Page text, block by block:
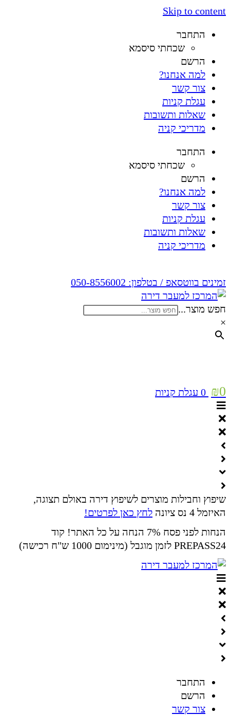
Skip to content
התחבר
שכחתי סיסמא
הרשם
למה אנחנו?
צור קשר
עגלת קניות
שאלות ותשובות
מדריכי קניה
התחבר
שכחתי סיסמא
הרשם
למה אנחנו?
צור קשר
עגלת קניות
שאלות ותשובות
מדריכי קניה
זמינים בווטסאפ / בטלפון: 050-8556002
חפש מוצר...
×
₪0
0 עגלת קניות
שיפוץ וחבילות מוצרים לשיפוץ דירה באולם תצוגה,
האיזמל 4 נס ציונה
לחץ כאן לפרטים!
הנחות לפני פסח 7% הנחה על כל האתר! קוד
PREPASS24 לזמן מוגבל (מינימום 1000 ש"ח רכישה)
התחבר
הרשם
צור קשר